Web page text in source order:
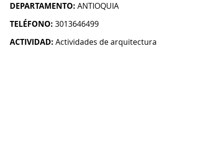
DEPARTAMENTO: ANTIOQUIA
TELÉFONO: 3013646499
ACTIVIDAD: Actividades de arquitectura